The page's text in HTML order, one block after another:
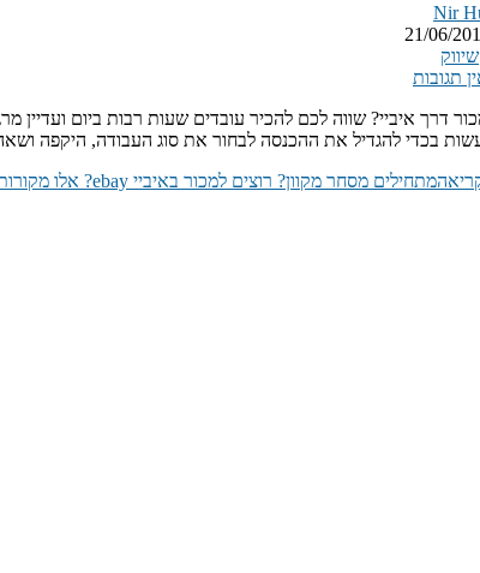
Nir
21/06/
שיווק
תגובות
דרך איביי? שווה לכם להכיר עובדים שעות רבות ביום
בכדי להגדיל את ההכנסה לבחור את סוג העבודה, היקפה
מתחילים מסחר מקוון? רוצים למכור באיביי ebay? אלו מקורות התוכן ששווה לכם לעקוב אחריהם